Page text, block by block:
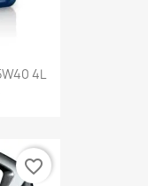
4L
favorite_border